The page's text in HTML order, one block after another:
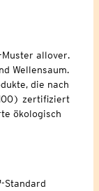
allover.
Wellensaum.
die nach
zertifiziert
ökologisch
Standard